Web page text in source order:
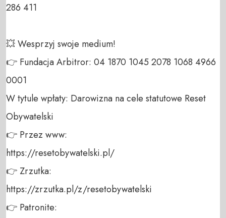
286 411
💥 Wesprzyj swoje medium!
👉 Fundacja Arbitror: 04 1870 1045 2078 1068 4966
0001
W tytule wpłaty: Darowizna na cele statutowe Reset
Obywatelski
👉 Przez www:
https://resetobywatelski.pl/
👉 Zrzutka:
https://zrzutka.pl/z/resetobywatelski
👉 Patronite: